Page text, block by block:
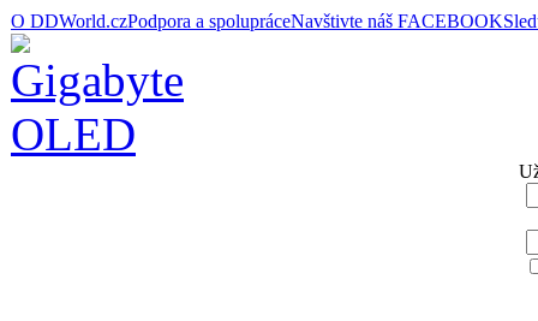
O DDWorld.czPodpora a spolupráceNavštivte náš FACEBOOK